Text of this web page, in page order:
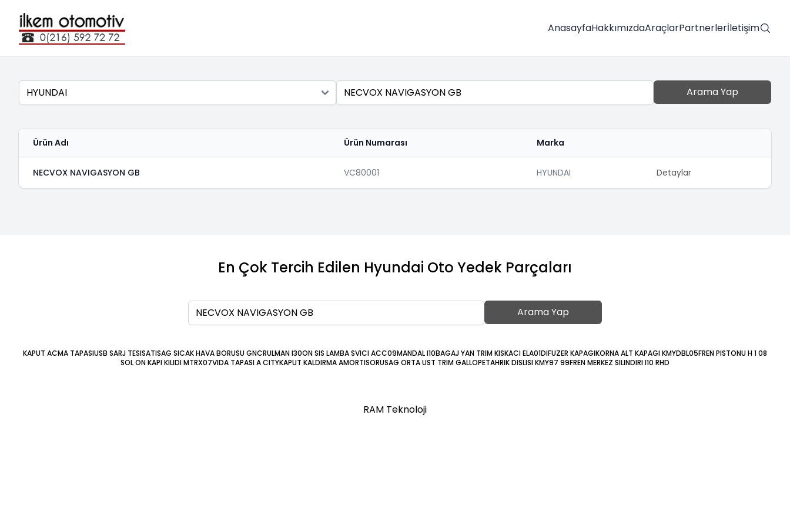
AnasayfaHakkımızdaAraçlarPartnerlerİletişim
Marka Ara Arama Yap
Ürün Adı Ürün Numarası Marka
NECVOX NAVIGASYON GB VC80001 HYUNDAI Detaylar
En Çok Tercih Edilen Hyundai Oto Yedek Parçaları
Ara Arama Yap
KAPUT ACMA TAPASIUSB SARJ TESISATISAG SICAK HAVA BORUSU GNCRULMAN I30ON SIS LAMBA SVICI ACC09MANDAL I10BAGAJ YAN TRIM KISKACI ELA01DIFUZER KAPAGIKORNA ALT KAPAGI KMYDBL05FREN PISTONU H 1 08
SOL ON KAPI KILIDI MTRX07VIDA TAPASI A CITYKAPUT KALDIRMA AMORTISORUSAG ORTA UST TRIM GALLOPETAHRIK DISLISI KMY97 99FREN MERKEZ SILINDIRI I10 RHD
RAM Teknoloji